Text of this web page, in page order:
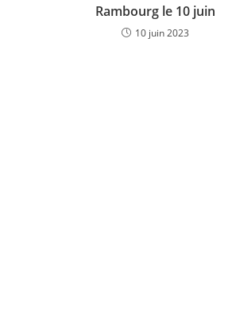
Rambourg le 10 juin
10 juin 2023